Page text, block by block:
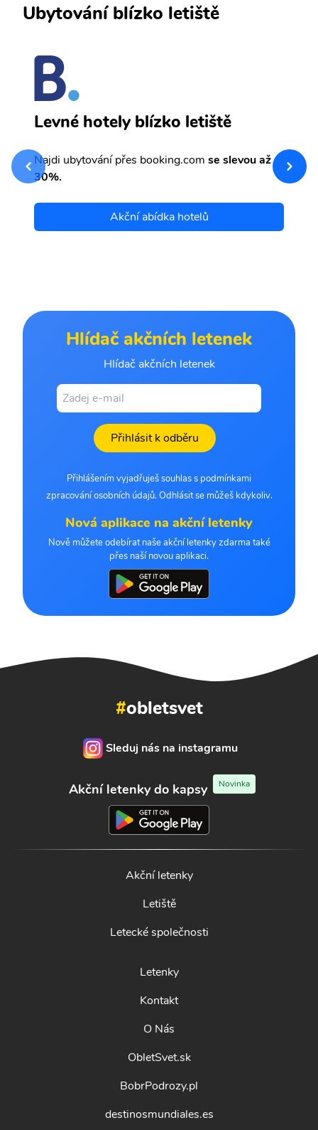
Ubytování blízko letiště
Levné hotely blízko letiště
Najdi ubytování přes booking.com se slevou až
30%.
Akční abídka hotelů
Hlídač akčních letenek
Hlídač akčních letenek
Přihlásit k odběru
Přihlášením vyjadřuješ souhlas s podmínkami
zpracování osobních údajů. Odhlásit se můžeš kdykoliv.
Nová aplikace na akční letenky
Nově můžete odebírat naše akční letenky zdarma také
přes naší novou aplikaci.
#obletsvet
Sleduj nás na instagramu
Akční letenky do kapsy Novinka
Akční letenky
Letiště
Letecké společnosti
Letenky
Kontakt
O Nás
ObletSvet.sk
BobrPodrozy.pl
destinosmundiales.es